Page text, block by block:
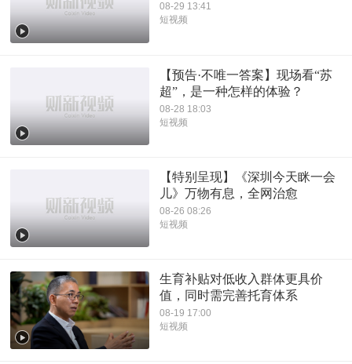
08-29 13:41
短视频
【预告·不唯一答案】现场看“苏
超”，是一种怎样的体验？
08-28 18:03
短视频
【特别呈现】《深圳今天眯一会
儿》万物有息，全网治愈
08-26 08:26
短视频
生育补贴对低收入群体更具价
值，同时需完善托育体系
08-19 17:00
短视频